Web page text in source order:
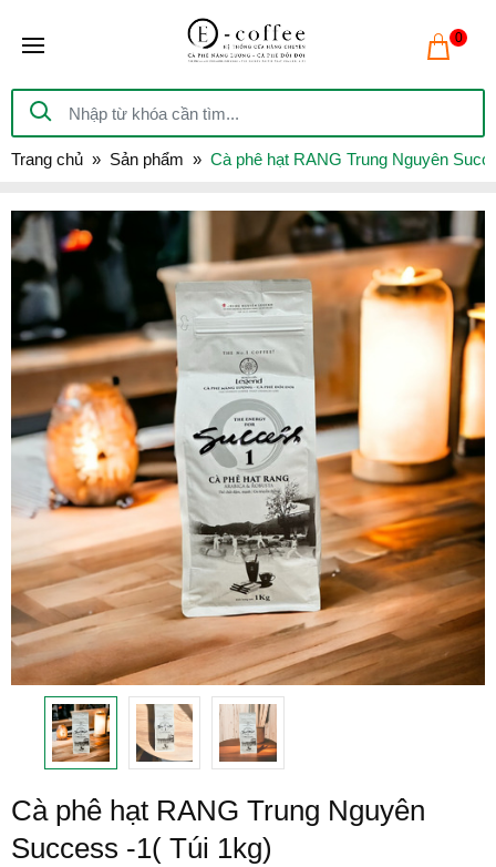
0
Trang chủ Sản phẩm Cà phê hạt RANG Trung Nguyên
Cà phê hạt RANG Trung Nguyên
Success -1( Túi 1kg)